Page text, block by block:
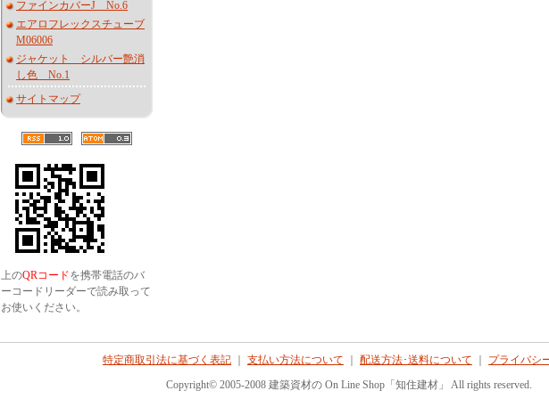
ファインカバーJ No.6
エアロフレックスチューブ
M06006
ジャケット シルバー艶消
し色 No.1
サイトマップ
上のQRコードを携帯電話のバ
ーコードリーダーで読み取って
お使いください。
特定商取引法に基づく表記 支払い方法について 配送方法･送料について
プライバシ
Copyright© 2005-2008 建築資材の On Line Shop「知住建材」 All rights reserved.